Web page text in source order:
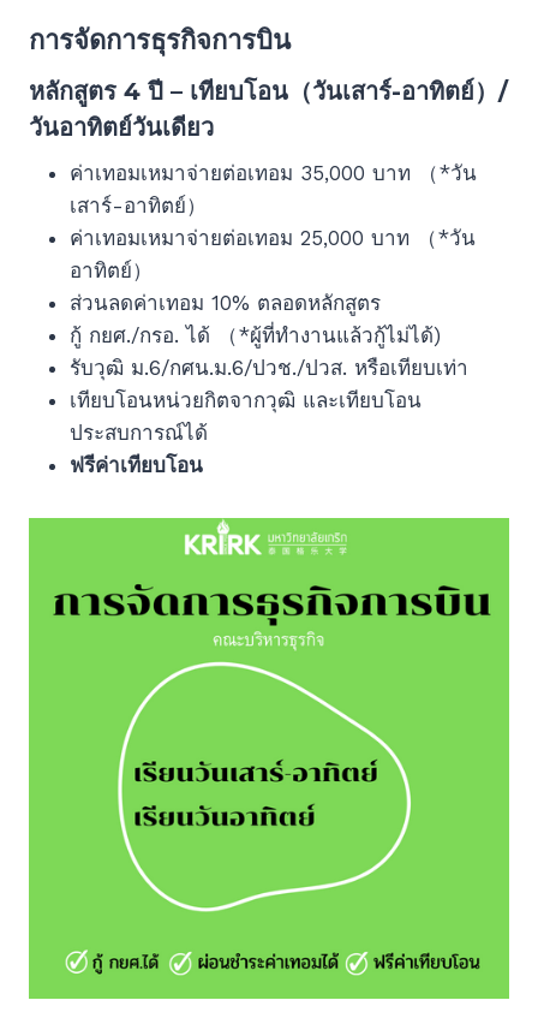
การจัดการธุรกิจการบิน
หลักสูตร 4 ปี – เทียบโอน（วันเสาร์-อาทิตย์）/
วันอาทิตย์วันเดียว
ค่าเทอมเหมาจ่ายต่อเทอม 35,000 บาท （*วัน
เสาร์-อาทิตย์）
ค่าเทอมเหมาจ่ายต่อเทอม 25,000 บาท （*วัน
อาทิตย์）
ส่วนลดค่าเทอม 10% ตลอดหลักสูตร
กู้ กยศ./กรอ. ได้ （*ผู้ที่ทำงานแล้วกู้ไม่ได้)
รับวุฒิ ม.6/กศน.ม.6/ปวช./ปวส. หรือเทียบเท่า
เทียบโอนหน่วยกิตจากวุฒิ และเทียบโอน
ประสบการณ์ได้
ฟรีค่าเทียบโอน